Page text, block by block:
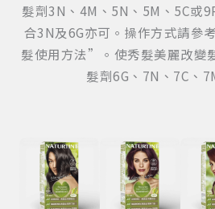
髮劑3N、4M、5N、5M、5C或
合3N及6G亦可。操作方式請參
髮使用方法”。使秀髮美麗改變
髮劑6G、7N、7C、